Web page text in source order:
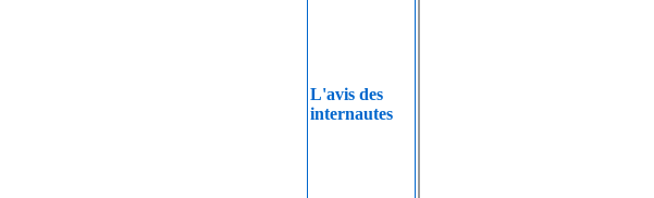
L'avis des
internautes